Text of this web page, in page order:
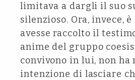
limitava a dargli il suo
silenzioso. Ora, invece, è
avesse raccolto il
anime del gruppo
convivono in lui, non ha
intenzione di lasciare